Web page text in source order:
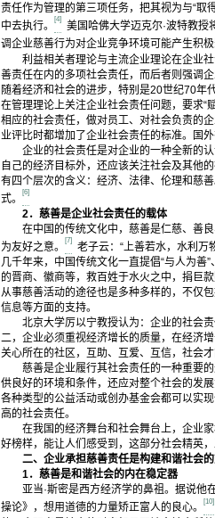
责任作为管理的第三项任务，把其视为与“取
中去执行。
[4]
美国哈佛大学迈克尔·波特教
调企业慈善行为对企业竞争环境可能产生积
利益相关者理论与主流企业理论在企业社
善责任在内的多项社会责任，而后者则强调
随着经济和社会的进步，特别是20世纪70年
在管理理论上关注企业社会责任问题，要求“
相应的社会责任，做对员工、对社会负责的
业评比时都增加了企业社会责任的标准。国
企业的社会责任是对企业的一种全新的认
自己的经济目标外，还应该关注社会及其他
有四个层次的含义：经济、法律、伦理和慈
式。
[6]
2．慈善是企业社会责任的载体
在中国的传统文化中，慈善是仁慈、善良
为友好之意。
[7]
老子云：“上善若水，水利万
几千年来，中国传统文化一直提倡“与人为善
的晋商、徽商等，救百姓于水火之中，捐巨
从事慈善活动的途径也是多种多样的，不仅
信息等方面的支持。
北京大学厉以宁教授认为：企业的社会责
二，企业必须重视经济增长的质量，在经济
关心所在的社区，互助、互爱、互信，社会
慈善是企业履行其社会责任的一种重要的
供良好的环境和条件，还应对整个社会的发
各种类型的公益活动或创办基金会都可以实
高的社会责任。
在我国的经济舞台和社会舞台上，企业家
好榜样，能让人们感受到，这部分社会精英
二、企业承担慈善责任是构建和谐社会的
1．慈善是和谐社会的内在稳定器
亚当·斯密是西方经济学的鼻祖。据说他
操论》，想用道德的力量矫正富人的良心。
[10]